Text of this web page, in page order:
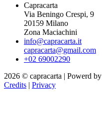
Capracarta
Via Beningo Crespi, 9
20159 Milano
Zona Maciachini
info@capracarta.it
capracarta@gmail.com
+02 69002290
2026 © capracarta | Powerd by
Credits | Privacy